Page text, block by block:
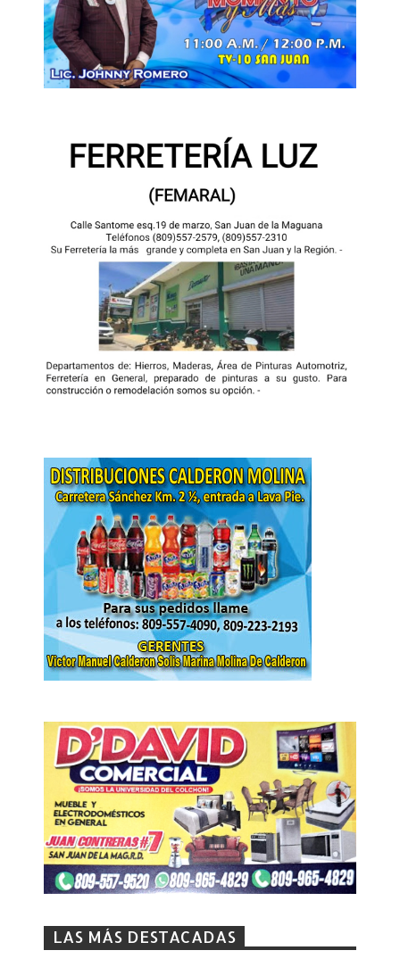
LAS MÁS DESTACADAS